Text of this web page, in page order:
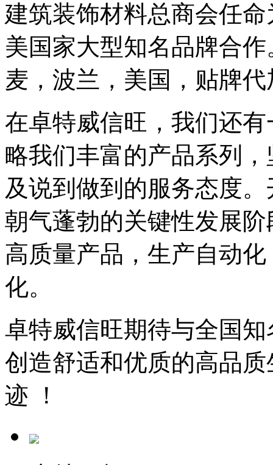
建筑装饰材料总商会任
美国家大型知名品牌合
麦，波兰，美国，贴牌
在卓特威信旺，我们还
略我们丰富的产品系列
及说到做到的服务态度
朝气蓬勃的关键性发展
高质量产品，生产自动
化。
卓特威信旺期待与全国
创造舒适和优质的高品
迹 ！